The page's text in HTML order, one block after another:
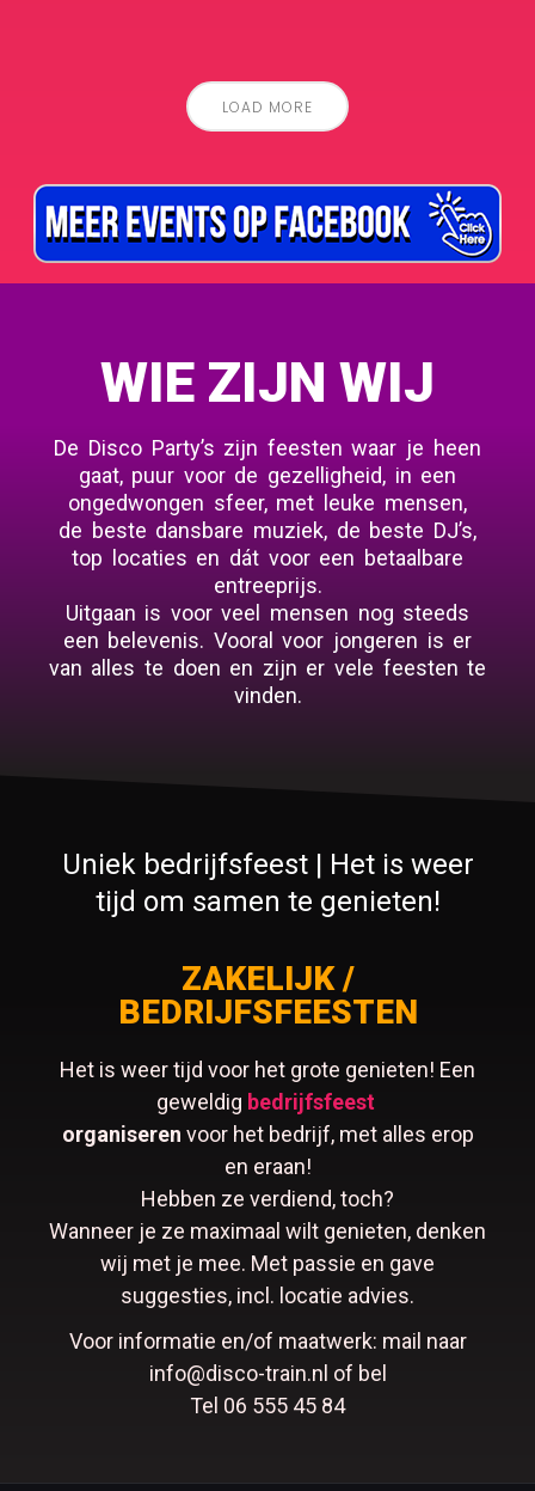
LOAD MORE
WIE ZIJN WIJ
De Disco Party’s zijn feesten waar je heen
gaat, puur voor de gezelligheid, in een
ongedwongen sfeer, met leuke mensen,
de beste dansbare muziek, de beste DJ’s,
top locaties en dát voor een betaalbare
entreeprijs.
Uitgaan is voor veel mensen nog steeds
een belevenis. Vooral voor jongeren is er
van alles te doen en zijn er vele feesten te
vinden.
Uniek bedrijfsfeest | Het is weer
tijd om samen te genieten!
ZAKELIJK /
BEDRIJFSFEESTEN
Het is weer tijd voor het grote genieten! Een
geweldig bedrijfsfeest
organiseren voor het bedrijf, met alles erop
en eraan!
Hebben ze verdiend, toch?
Wanneer je ze maximaal wilt genieten, denken
wij met je mee. Met passie en gave
suggesties, incl. locatie advies.
Voor informatie en/of maatwerk: mail naar
info@disco-train.nl of bel
Tel 06 555 45 84